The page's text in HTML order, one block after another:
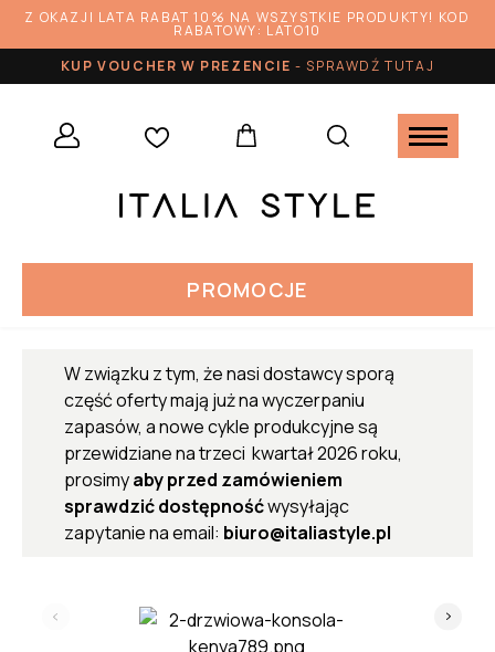
Z OKAZJI LATA RABAT 10% NA WSZYSTKIE PRODUKTY! KOD
RABATOWY: LATO10
KUP VOUCHER W PREZENCIE-SPRAWDŹ TUTAJ
PROMOCJE
W związku z tym, że nasi dostawcy sporą
część oferty mają już na wyczerpaniu
zapasów, a nowe cykle produkcyjne są
przewidziane na trzeci kwartał 2026 roku,
prosimyaby przed zamówieniem
sprawdzić dostępnośćwysyłając
zapytanie na email: biuro@italiastyle.pl